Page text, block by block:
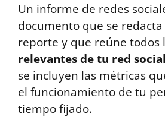
Un informe de redes
documento que se
reporte y que reúne todos
relevantes de tu red social
se incluyen las métricas
el funcionamiento de tu
tiempo fijado.